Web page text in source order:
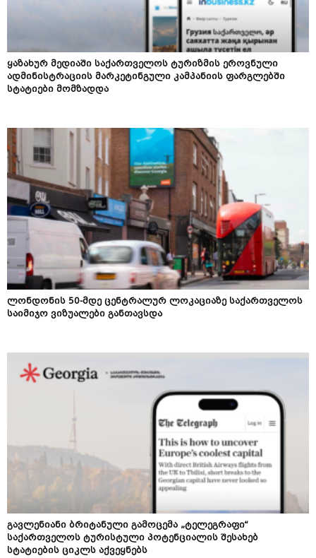
ყაზახურ მედიაში საქართველოს ტურიზმის ეროვნული
ადმინისტრაციის მარკეტინგული კამპანიის ფარგლებში
სტატიები მომზადდა
ლონდონის 50-მდე ცენტრალურ ლოკაციაზე საქართველოს
საიმიჯო ვიზუალები განთავსდა
გავლენიანი ბრიტანული გამოცემა „ტელეგრაფი“
საქართველოს ტურისტული პოტენციალის შესახებ
სტატიების ციკლს აქვეყნებს